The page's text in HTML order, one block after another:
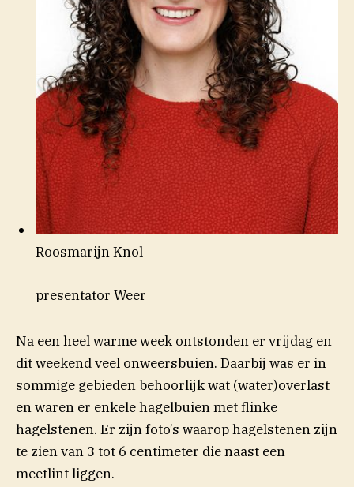
Roosmarijn Knol
presentator Weer
Na een heel warme week ontstonden er vrijdag en
dit weekend veel onweersbuien. Daarbij was er in
sommige gebieden behoorlijk wat (water)overlast
en waren er enkele hagelbuien met flinke
hagelstenen. Er zijn foto’s waarop hagelstenen zijn
te zien van 3 tot 6 centimeter die naast een
meetlint liggen.